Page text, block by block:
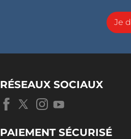
Je
RÉSEAUX SOCIAUX
PAIEMENT SÉCURISÉ